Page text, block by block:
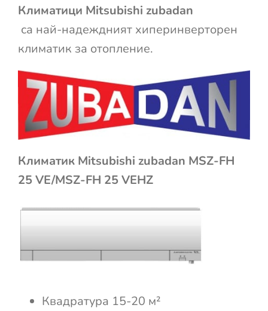
Климатици Mitsubishi zubadan
са най-надеждният хиперинверторен
климатик за отопление.
Климатик Mitsubishi zubadan MSZ-FH
25 VE/MSZ-FH 25 VEHZ
Квадратура 15-20 м²